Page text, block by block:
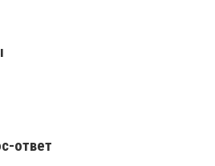
ответ